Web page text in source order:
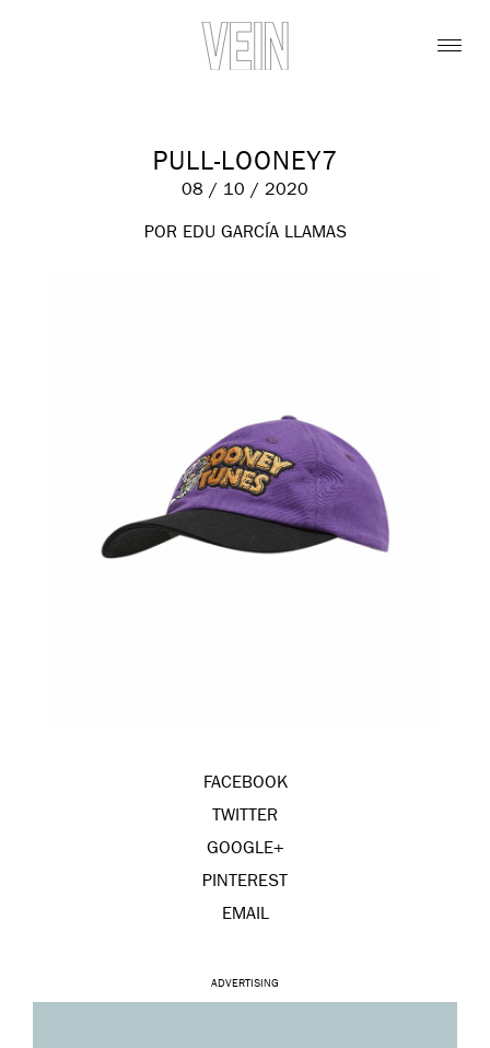
PULL-LOONEY7
08 / 10 / 2020
POR EDU GARCÍA LLAMAS
FACEBOOK
TWITTER
GOOGLE+
PINTEREST
EMAIL
ADVERTISING